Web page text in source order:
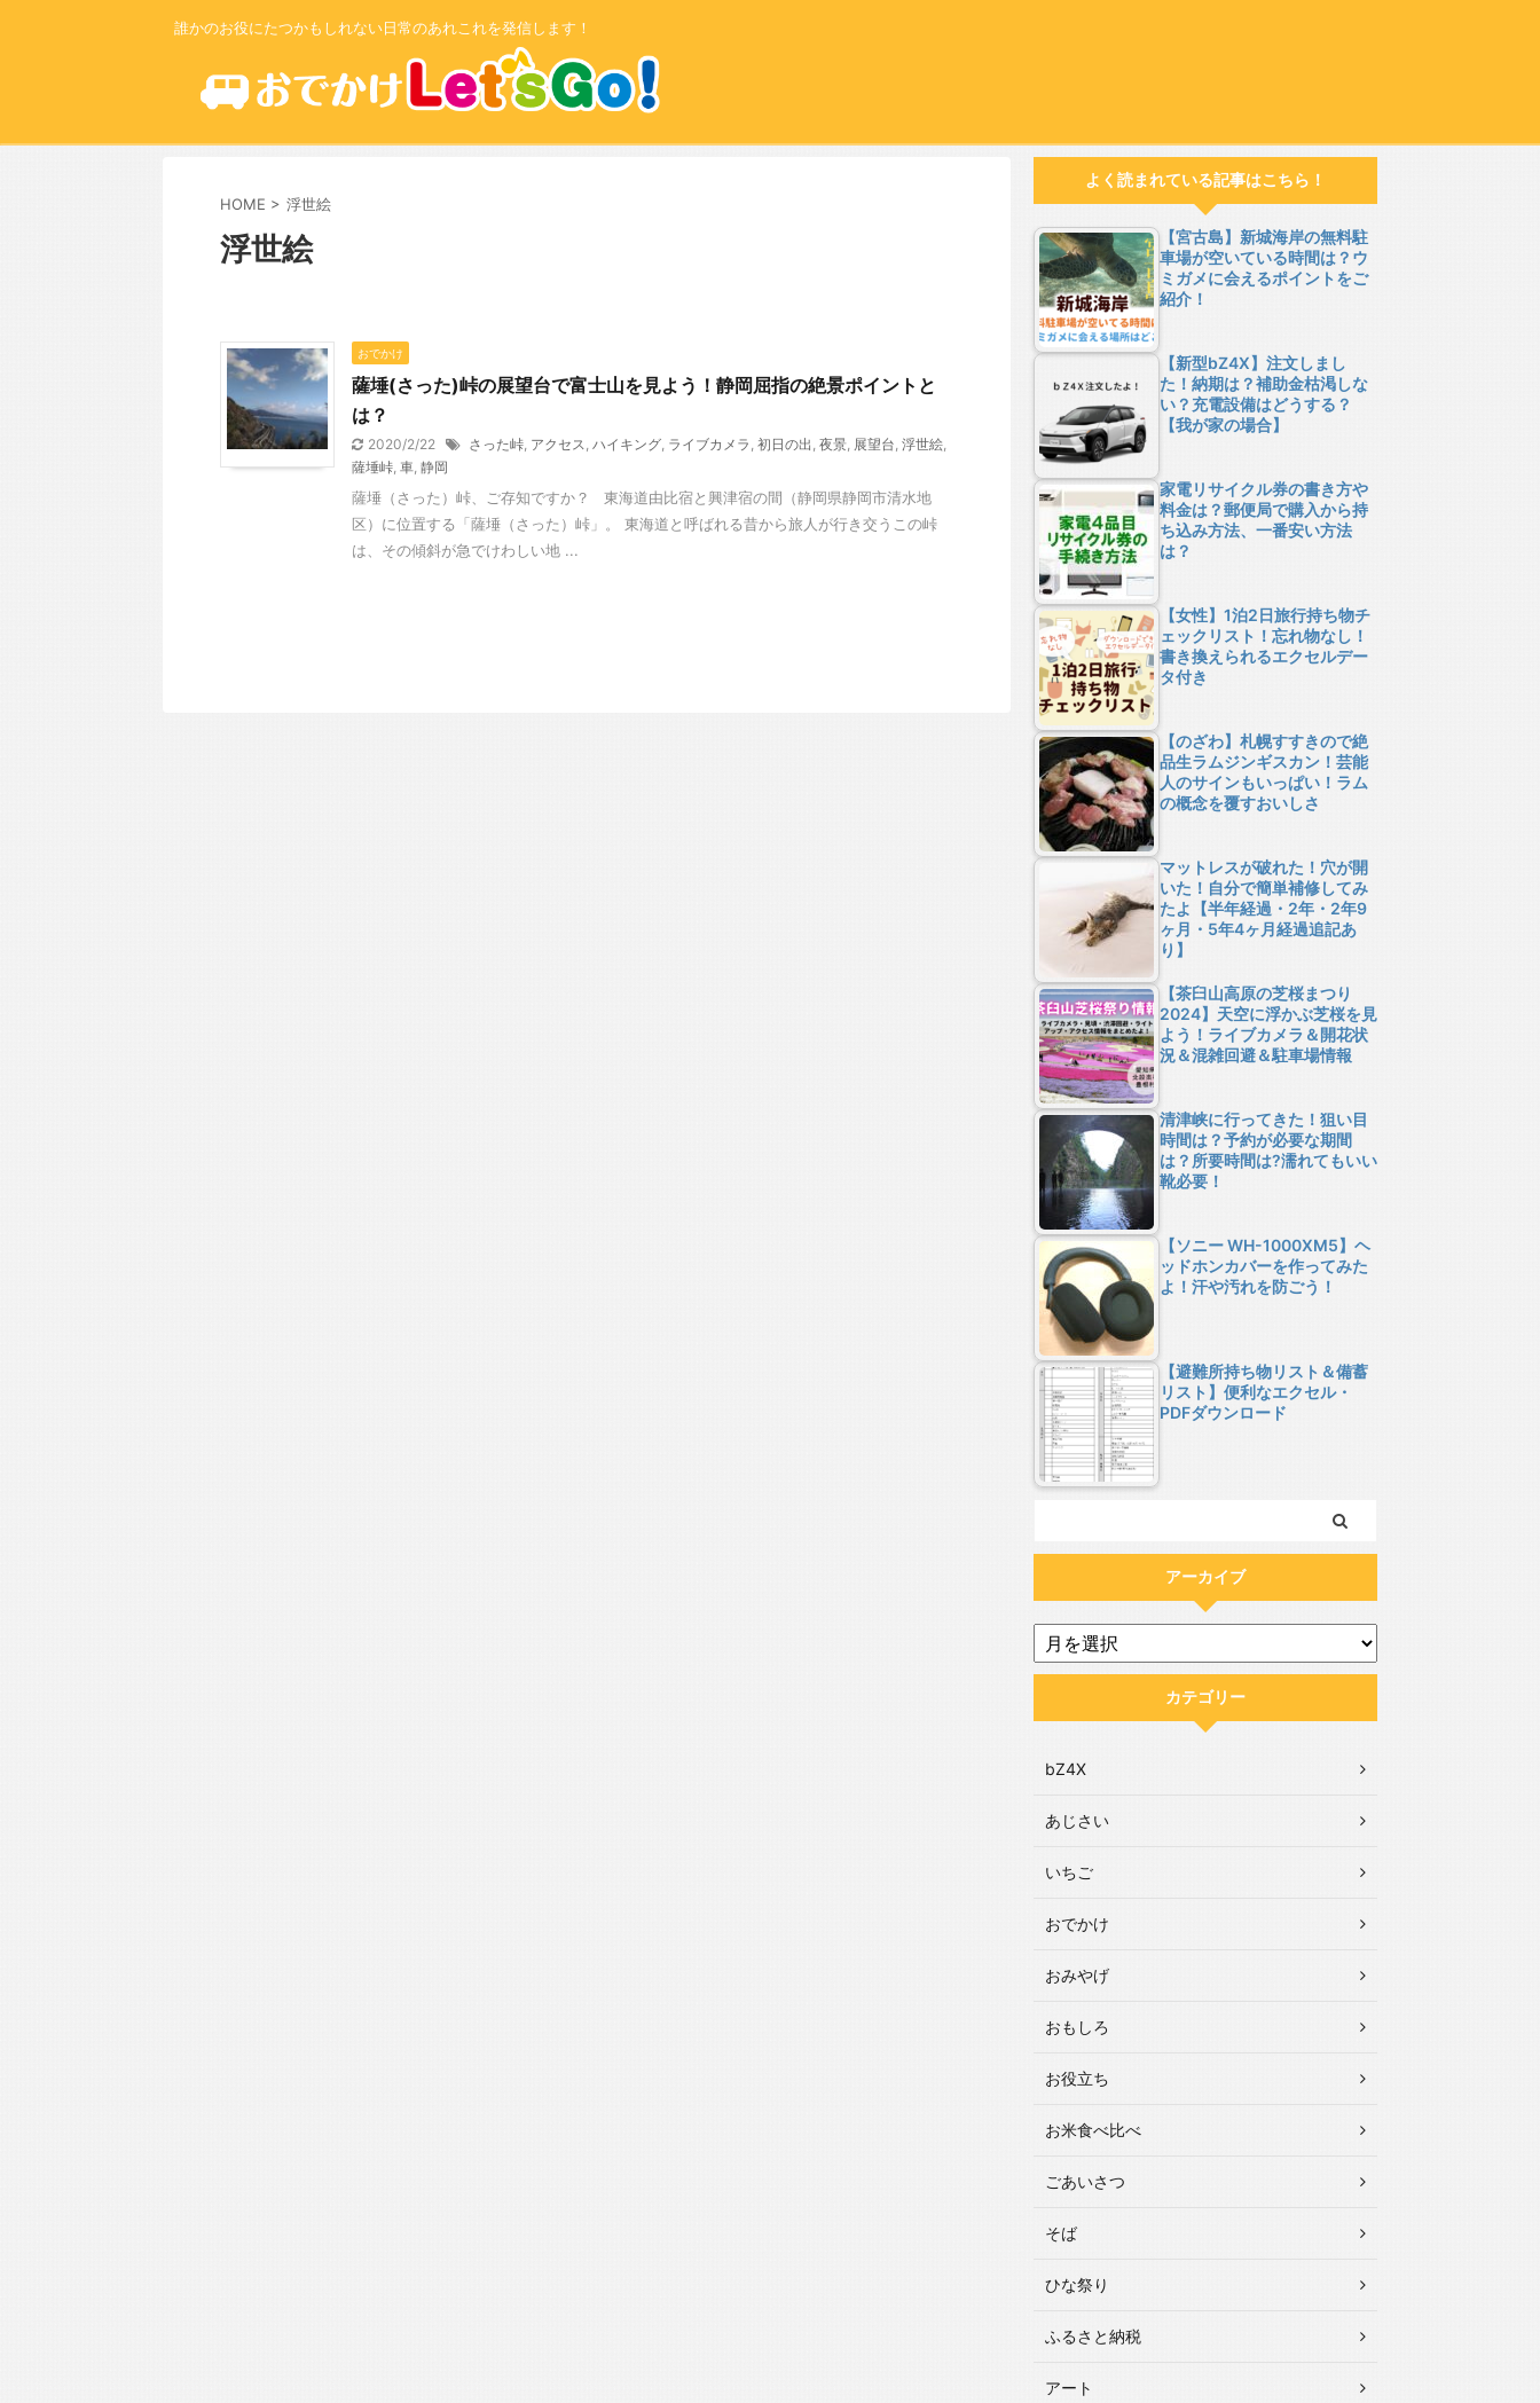
誰かのお役にたつかもしれない日常のあれこれを発信します！
HOME > 浮世絵
浮世絵
おでかけ
薩埵(さった)峠の展望台で富士山を見よう！静岡屈指の絶景ポイントと
は？
2020/2/22 さった峠, アクセス, ハイキング, ライブカメラ , 初日の出 , 夜景, 展望台, 浮世絵,
薩埵峠, 車, 静岡
薩埵（さった）峠、ご存知ですか？ 東海道由比宿と興津宿の間（静岡県静岡市清水地
区）に位置する「薩埵（さった）峠」。 東海道と呼ばれる昔から旅人が行き交うこの峠
は、その傾斜が急でけわしい地 ...
よく読まれている記事はこちら！
【宮古島】新城海岸の無料駐
車場が空いている時間は？ウ
ミガメに会えるポイントをご
紹介！
【新型bZ4X】注文しまし
た！納期は？補助金枯渇しな
い？充電設備はどうする？
【我が家の場合】
家電リサイクル券の書き方や
料金は？郵便局で購入から持
ち込み方法、一番安い方法
は？
【女性】1泊2日旅行持ち物チ
ェックリスト！忘れ物なし！
書き換えられるエクセルデー
タ付き
【のざわ】札幌すすきので絶
品生ラムジンギスカン！芸能
人のサインもいっぱい！ラム
の概念を覆すおいしさ
マットレスが破れた！穴が開
いた！自分で簡単補修してみ
たよ【半年経過・2年・2年9
ヶ月・5年4ヶ月経過追記あ
り】
【茶臼山高原の芝桜まつり
2024】天空に浮かぶ芝桜を見
よう！ライブカメラ＆開花状
況＆混雑回避＆駐車場情報
清津峡に行ってきた！狙い目
時間は？予約が必要な期間
は？所要時間は?濡れてもいい
靴必要！
【ソニー WH-1000XM5】ヘ
ッドホンカバーを作ってみた
よ！汗や汚れを防ごう！
【避難所持ち物リスト＆備蓄
リスト】便利なエクセル・
PDFダウンロード
アーカイブ
カテゴリー
bZ4X
あじさい
いちご
おでかけ
おみやげ
おもしろ
お役立ち
お米食べ比べ
ごあいさつ
そば
ひな祭り
ふるさと納税
アート